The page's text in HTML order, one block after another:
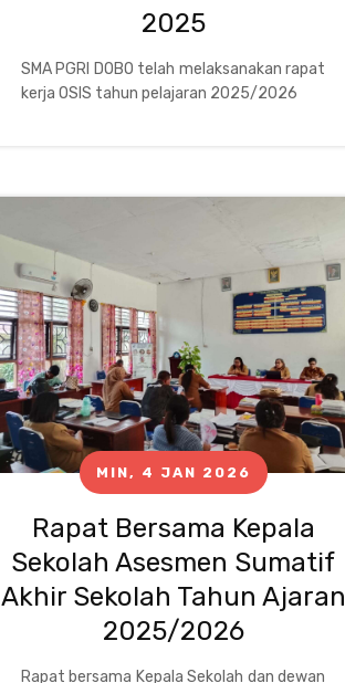
2025
SMA PGRI DOBO telah melaksanakan rapat
kerja OSIS tahun pelajaran 2025/2026
MIN, 4 JAN 2026
Rapat Bersama Kepala
Sekolah Asesmen Sumatif
Akhir Sekolah Tahun Ajaran
2025/2026
Rapat bersama Kepala Sekolah dan dewan